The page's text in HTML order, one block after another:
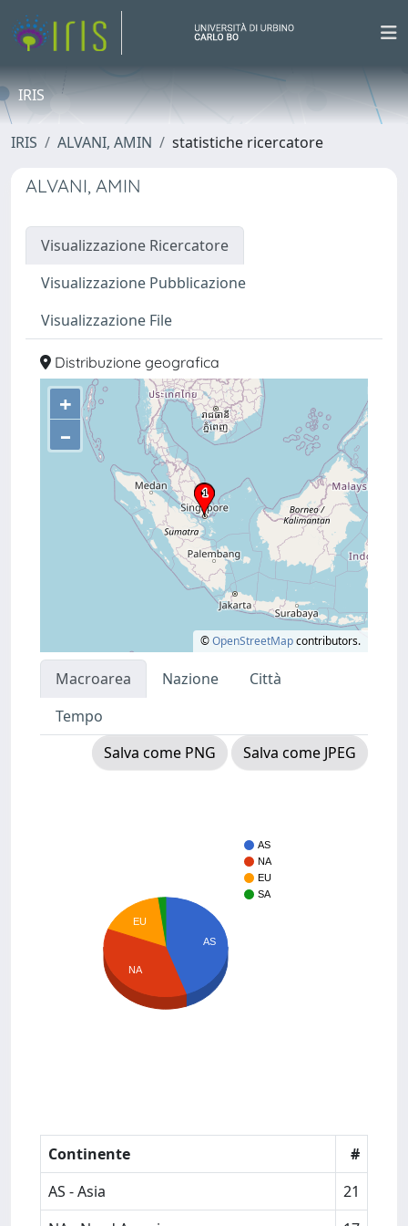
IRIS
IRIS ALVANI, AMIN statistiche ricercatore
ALVANI, AMIN
Visualizzazione Ricercatore
Visualizzazione Pubblicazione
Visualizzazione File
Distribuzione geografica
+
–
©OpenStreetMapcontributors.
Macroarea Nazione
Città
Tempo
Salva come PNG
Salva come JPEG
AS
NA
EU
SA
AS
EU
NA
Continente
#
AS - Asia
21